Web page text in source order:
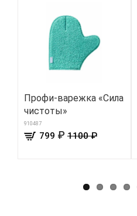
Профи-варежка «Сила
чистоты»
910487
799 ₽ 1100 ₽